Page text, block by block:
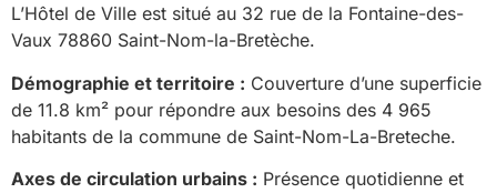
L’Hôtel de Ville est situé au 32 rue de la Fontaine-des-
Vaux 78860 Saint-Nom-la-Bretèche.
Démographie et territoire : Couverture d’une superficie
de 11.8 km² pour répondre aux besoins des 4 965
habitants de la commune de Saint-Nom-La-Breteche.
Axes de circulation urbains : Présence quotidienne et